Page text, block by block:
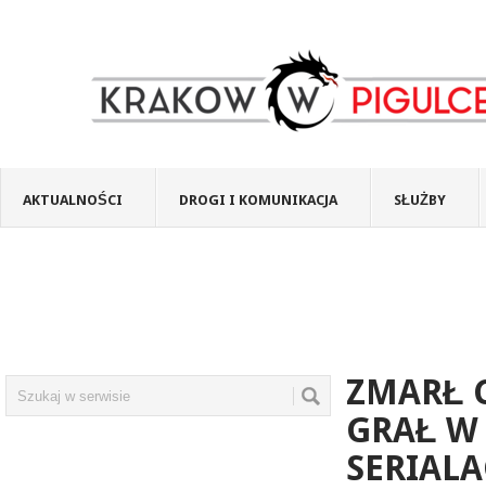
AKTUALNOŚCI DROGI I KOMUNIKACJA SŁUŻBY
ZMARŁ
GRAŁ